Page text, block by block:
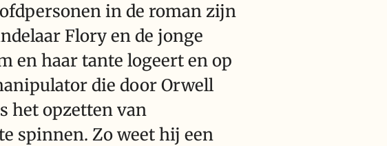
in de roman zijn
Flory en de jonge
en haar tante logeert en op
die door Orwell
het opzetten van
spinnen. Zo weet hij een